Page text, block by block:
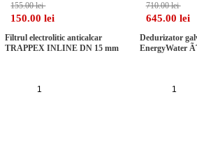
155.00 lei
150.00 lei
Filtrul electrolitic anticalcar
TRAPPEX INLINE DN 15 mm
710.00 lei
645.00 lei
Dedurizator
EnergyWater